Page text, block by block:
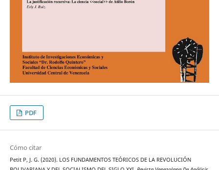
PDF
Cómo citar
Petit P, J. G. (2020). LOS FUNDAMENTOS TEÓRICOS DE LA REVOLUCIÓN